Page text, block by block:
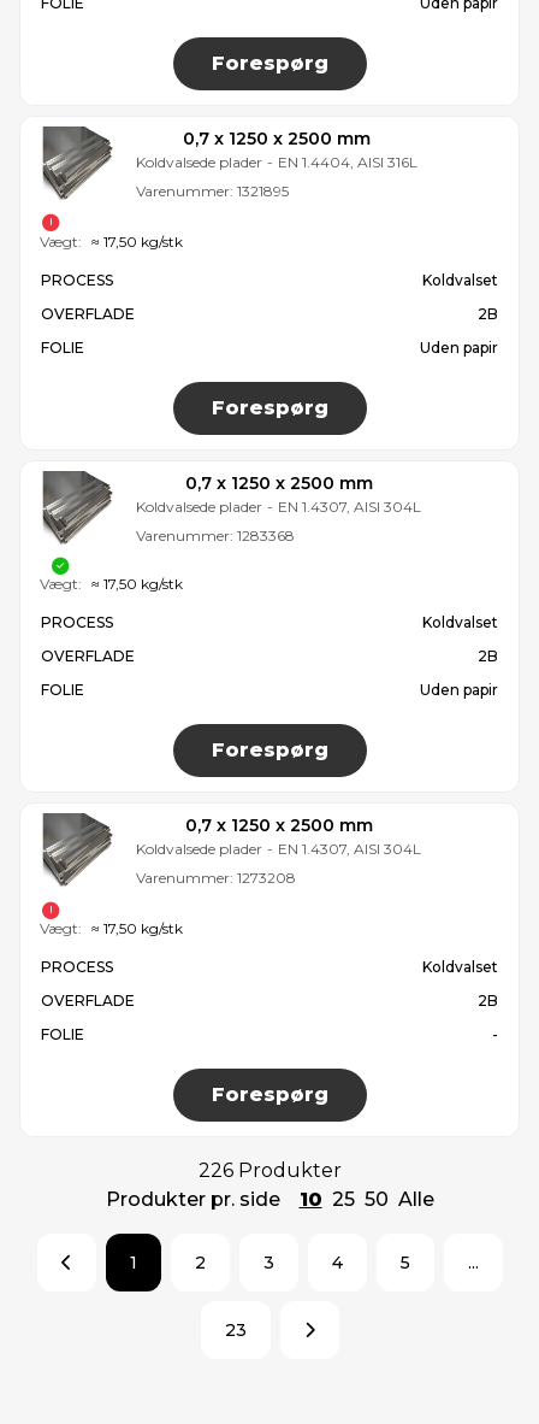
Forespørg
0,7 x 1250 x 2500 mm
Koldvalsede plader - EN 1.4404, AISI 316L
Varenummer: 1321895
PROCESS
Koldvalset
OVERFLADE
2B
FOLIE
Uden papir
Forespørg
Vægt: ≈ 17,50 kg/stk
0,7 x 1250 x 2500 mm
Koldvalsede plader - EN 1.4307, AISI 304L
Varenummer: 1283368
PROCESS
Koldvalset
OVERFLADE
2B
FOLIE
Uden papir
Forespørg
Vægt: ≈ 17,50 kg/stk
0,7 x 1250 x 2500 mm
Koldvalsede plader - EN 1.4307, AISI 304L
Varenummer: 1273208
PROCESS
Koldvalset
OVERFLADE
2B
FOLIE
-
Forespørg
Vægt: ≈ 17,50 kg/stk
226 Produkter
Produkter pr. side
10 25 50 Alle
1 2 3 4 5 ...
23